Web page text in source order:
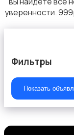
уверенности.
Фильтры
Показать